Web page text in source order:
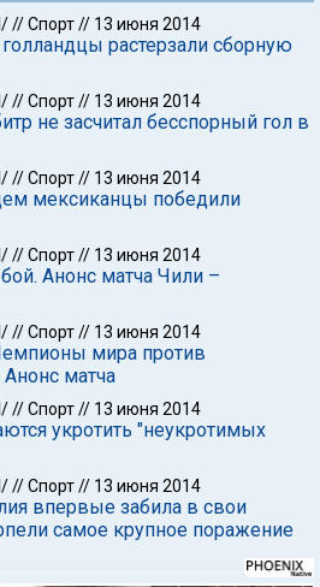
//Спорт// 13 июня 2014
растерзали сборную
//Спорт// 13 июня 2014
не засчитал бесспорный гол в
//Спорт// 13 июня 2014
мексиканцы победили
//Спорт// 13 июня 2014
Анонс матча Чили –
//Спорт// 13 июня 2014
мира против
матча
//Спорт// 13 июня 2014
укротить "неукротимых
//Спорт// 13 июня 2014
впервые забила в свои
самое крупное поражение